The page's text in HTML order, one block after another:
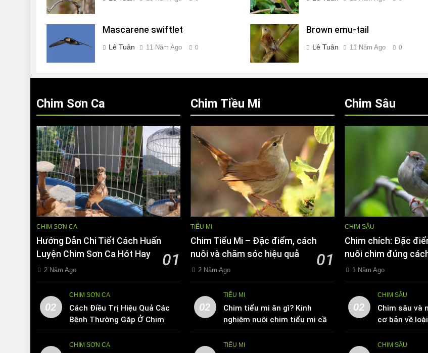
Mascarene swiftlet
Lê Tuân 11 Năm Ago 0
Brown emu-tail
Lê Tuân 11 Năm Ago 0
Chim Sơn Ca
CHIM SƠN CA
Hướng Dẫn Chi Tiết Cách Huấn
Luyện Chim Sơn Ca Hót Hay
01
2 Năm Ago
02
CHIM SƠN CA
Cách Điều Trị Hiệu Quả Các
Bệnh Thường Gặp Ở Chim
Sơn Ca
CHIM SƠN CA
Chim Tiều Mi
TIỂU MI
Chim Tiểu Mi – Đặc điểm, cách
nuôi và chăm sóc hiệu quả
01
2 Năm Ago
02
TIỂU MI
Chim tiểu mi ăn gì? Kinh
nghiệm nuôi chim tiểu mi cần
biết
TIỂU MI
Chim Sâu
CHIM SÂU
Chim chích: Đặc
nuôi chim đúng
1 Năm Ago
02
CHIM SÂU
Chim sâu và
cơ bản về
CHIM SÂU